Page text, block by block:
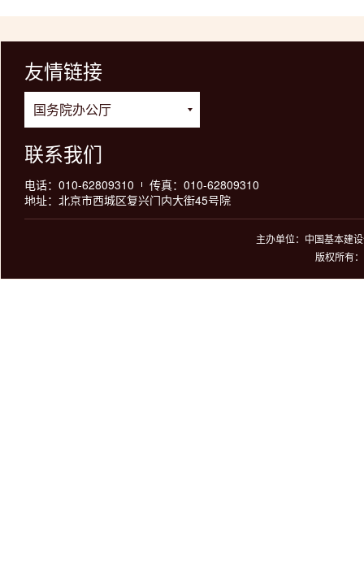
友情链接
联系我们
电话：010-62809310
传真：010-62809310
地址：北京市西城区复兴门内大街45号院
主办单位：中国基本建
版权所有